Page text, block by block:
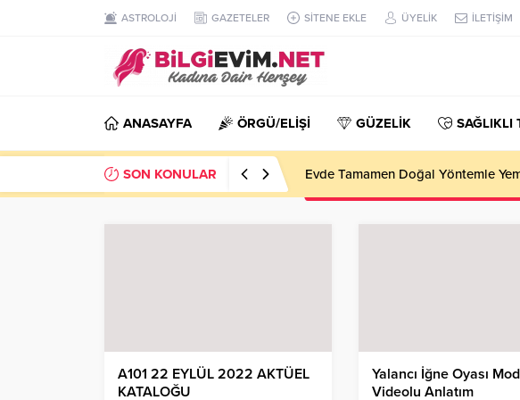
ASTROLOJİ GAZETELER SİTENE EKLE ÜYELİK İLETİŞİM
ANASAYFA ÖRGÜ/ELİŞİ GÜZELİK SAĞLIKLI
SON KONULAR Evde Tamamen Doğal Yöntemle
A101 22 EYLÜL 2022 AKTÜEL
KATALOĞU
Yalancı İğne Oyası
Videolu Anlatım